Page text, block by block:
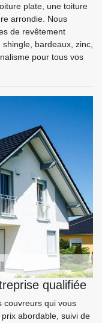
plate, une toiture
arrondie. Nous
de revêtement
bardeaux, zinc,
pour tous vos
qualifiée
couvreurs qui vous
abordable, suivi de